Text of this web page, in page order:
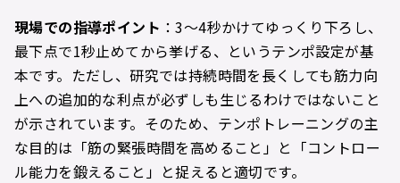
現場での指導ポイント ：3〜4秒かけてゆっくり下ろし、
最下点で1秒止めてから挙げる、というテンポ設定が基
本です。ただし、研究では持続時間を長くしても筋力向
上への追加的な利点が必ずしも生じるわけではないこと
が示されています。そのため、テンポトレーニングの主
な目的は「筋の緊張時間を高めること」と「コントロー
ル能力を鍛えること」と捉えると適切です。